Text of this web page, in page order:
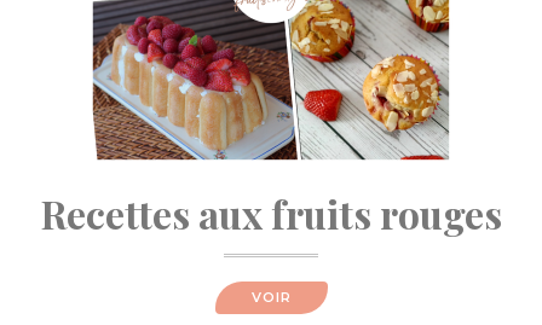
Recettes aux fruits rouges
VOIR